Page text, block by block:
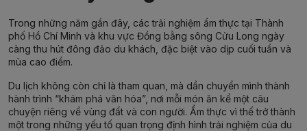
Trong những năm gần đây, các trải nghiệm ẩm thực tại Thành
phố Hồ Chí Minh và khu vực Đồng bằng sông Cửu Long ngày
càng thu hút đông đảo du khách, đặc biệt vào dịp cuối tuần và
mùa cao điểm.
Du lịch không còn chỉ là tham quan, mà dần chuyển mình thành
hành trình “khám phá văn hóa”, nơi mỗi món ăn kể một câu
chuyện riêng về vùng đất và con người. Ẩm thực vì thế trở thành
một trong những yếu tố quan trọng định hình trải nghiệm của du